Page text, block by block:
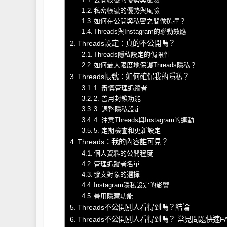
私密帳號的優勢與風險
如何在公開與私密之間做選擇？
Threads與Instagram的聯動效應
Threads設定：真的不公開嗎？
Threads隱私設定的侷限性
如何最大限度地保護Threads隱私？
Threads帳號：如何確保我的隱私？
1. 審慎管理追蹤者
2. 善用封鎖功能
3. 調整隱私設定
4. 注意Threads與Instagram的連動
5. 定期檢查和更新設定
Threads：我的內容誰可見？
個人資料的公開程度
管理追蹤者名單
發文對象的選擇
Instagram隱私設定的影響
善用隱藏功能
Threads不公開別人看得到嗎？結論
Threads不公開別人看得到嗎？ 常見問題快速